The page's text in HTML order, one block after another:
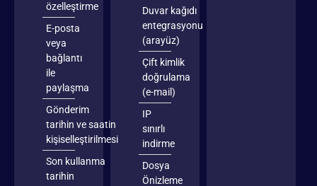
özelleştirme
E-posta
veya
bağlantı
ile
paylaşma
Gönderim
tarihin ve saatin
kişiselleştirilmesi
Son kullanma
tarihin
Duvar kağıdı
entegrasyonu
(arayüz)
Çift kimlik
doğrulama
(e-mail)
IP
sınırlı
indirme
Dosya
Önizleme